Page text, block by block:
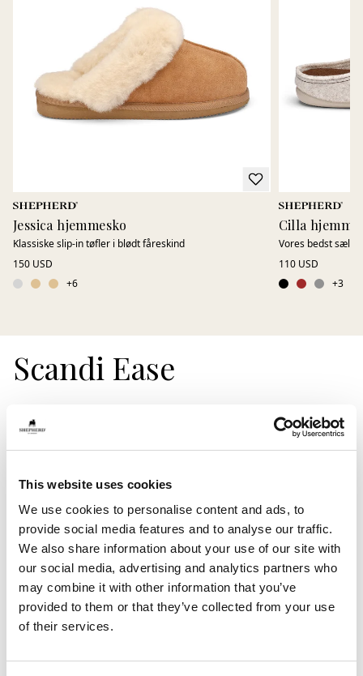
This website uses cookies
We use cookies to personalise content and ads, to
provide social media features and to analyse our traffic.
We also share information about your use of our site with
our social media, advertising and analytics partners who
may combine it with other information that you’ve
provided to them or that they’ve collected from your use
of their services.
Jessica hjemmesko
Klassiske slip-in tøfler i blødt fåreskind
150 USD
+6
Cilla
Vores bedst
110 USD
+3
Scandi Ease
Opdag Scandi Ease, en kollektion af komfortabelt
fodtøj i skandinavisk design, skabt til at blive brugt
året rundt. Rene silhuetter som træsko, loafers og
naturmaterialer.
Fremstillet i Europa med fokus på kvalitet, komfort og
bæredygtighed tilbyder Scandi Ease unisex-størrelser
med et moderne og tidløst udtryk. Perfekt til både
indendørs og udendørs brug – for dig, der ønsker at
kombinere funktion, stil og ægte håndværk i
hverdagen.
Udforsk kollektionenher